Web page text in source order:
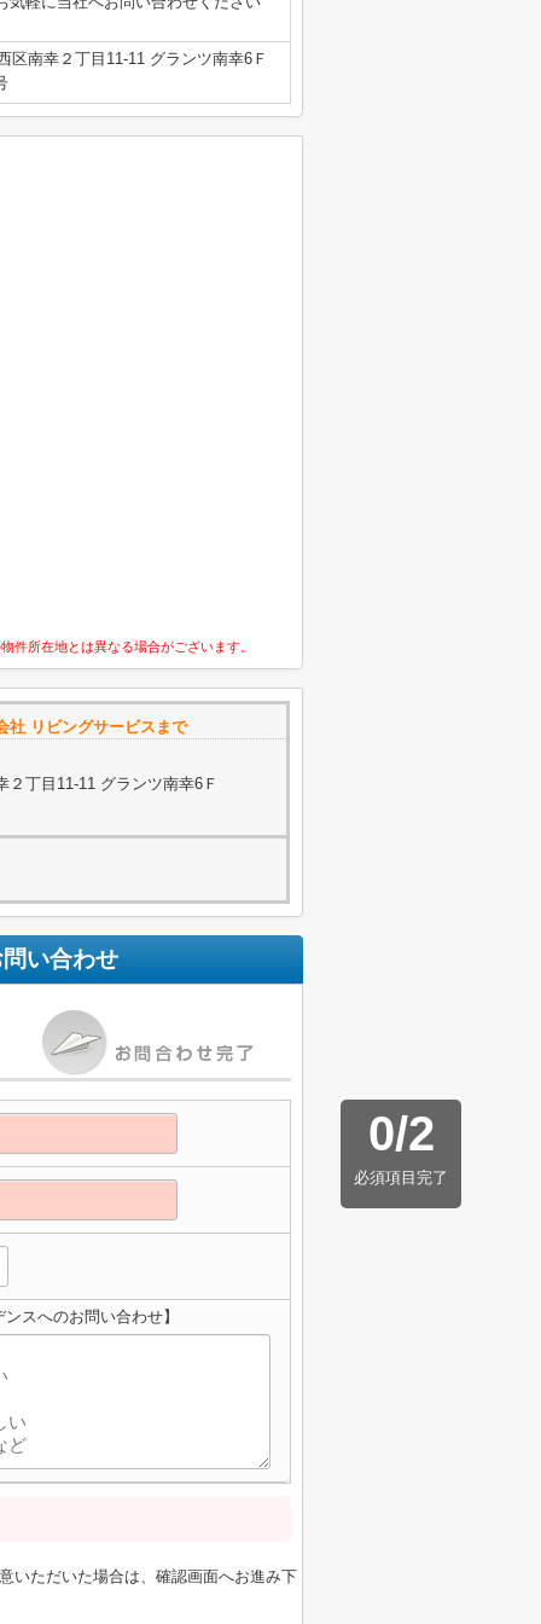
区南幸２丁目11-11 グランツ南幸6Ｆ
件所在地とは異なる場合がございます。
社 リビングサービスまで
２丁目11-11 グランツ南幸6Ｆ
い合わせ
0/2
必須項目完了
スへのお問い合わせ】
いただいた場合は、確認画面へお進み下